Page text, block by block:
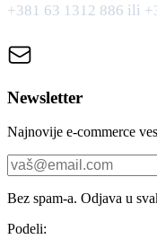
+381 63 1312 886 ili
Newsletter
Najnovije e-commerce
Bez spam-a. Odjava u
Podeli: